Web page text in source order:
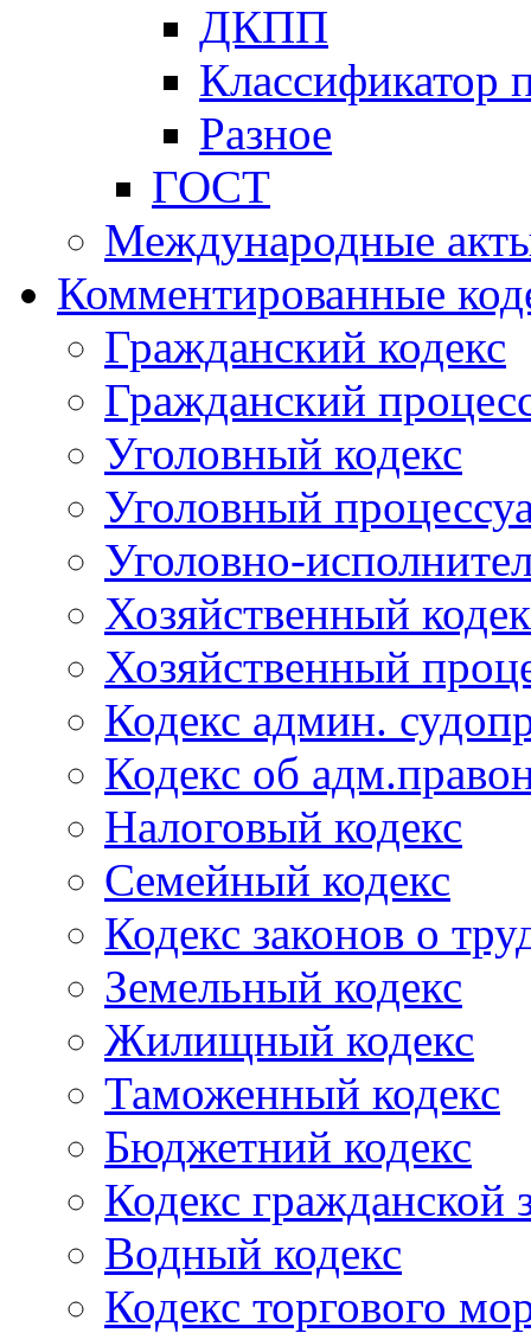
ДКПП
Классификатор
Разное
ГОСТ
Международные
Комментированные
Гражданский кодекс
Гражданский
Уголовный кодекс
Уголовный
Уголовно-
Хозяйственный
Хозяйственный
Кодекс админ.
Кодекс об
Налоговый кодекс
Семейный кодекс
Кодекс законов о
Земельный кодекс
Жилищный кодекс
Таможенный кодекс
Бюджетний кодекс
Кодекс гражданской
Водный кодекс
Кодекс торгового